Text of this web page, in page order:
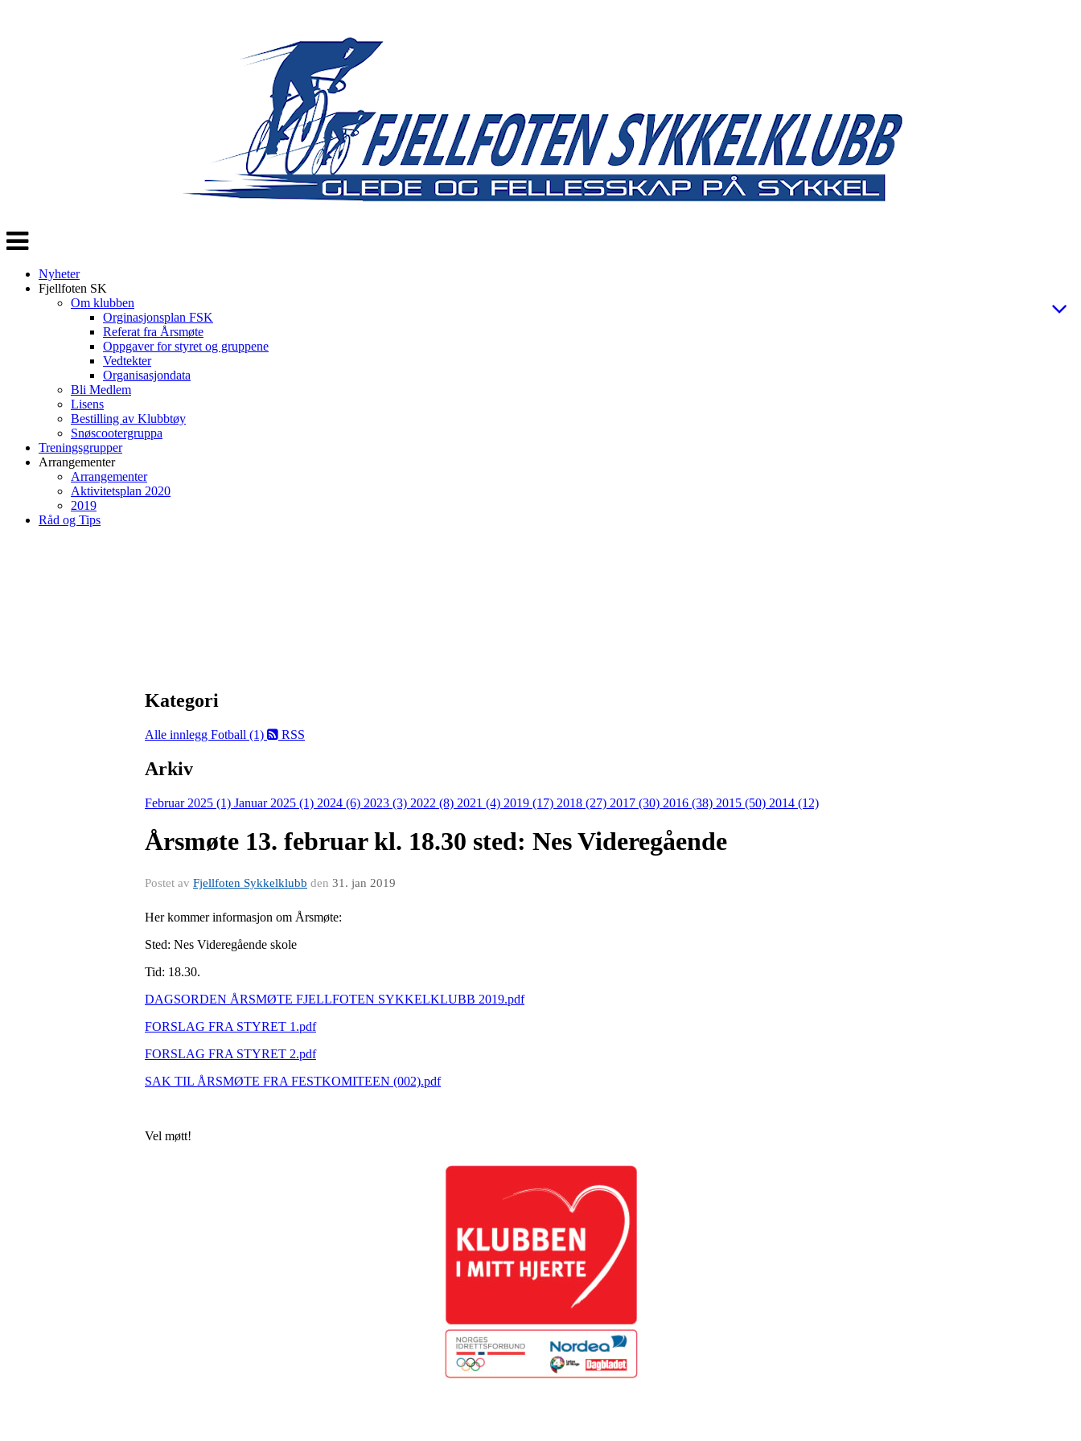
Veksle
navigasjon
Nyheter
Fjellfoten SK
Om klubben
Orginasjonsplan FSK
Referat fra Årsmøte
Oppgaver for styret og gruppene
Vedtekter
Organisasjondata
Bli Medlem
Lisens
Bestilling av Klubbtøy
Snøscootergruppa
Treningsgrupper
Arrangementer
Arrangementer
Aktivitetsplan 2020
2019
Råd og Tips
Kategori
Alle innlegg Fotball (1) RSS
Arkiv
Februar 2025 (1) Januar 2025 (1) 2024 (6) 2023 (3) 2022 (8) 2021 (4) 2019 (17) 2018 (27) 2017 (30) 2016 (38) 2015 (50) 2014 (12)
Årsmøte 13. februar kl. 18.30 sted: Nes Videregående
Postet av Fjellfoten Sykkelklubb den 31. jan 2019
Her kommer informasjon om Årsmøte:
Sted: Nes Videregående skole
Tid: 18.30.
DAGSORDEN ÅRSMØTE FJELLFOTEN SYKKELKLUBB 2019.pdf
FORSLAG FRA STYRET 1.pdf
FORSLAG FRA STYRET 2.pdf
SAK TIL ÅRSMØTE FRA FESTKOMITEEN (002).pdf
Vel møtt!